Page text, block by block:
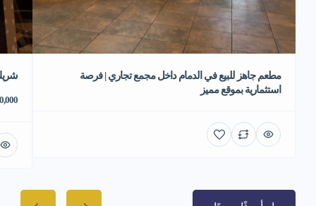
مطعم جاهز للبيع في الدمام داخل مجمع تجاري | فرصة
استثمارية بموقع مميز
70,000